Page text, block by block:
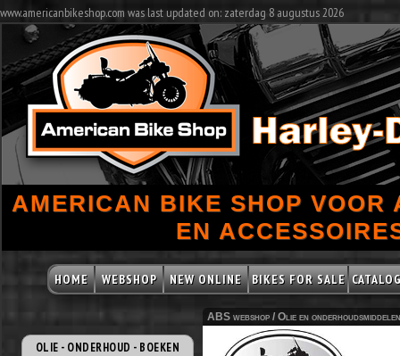
www.americanbikeshop.com was last updated on: zaterdag 8 augustus 2026
AMERICAN BIKE SHOP VOOR
EN
HOME WEBSHOP NEW ONLINE BIKES FOR SALE
OLIE - ONDERHOUD - BOEKEN
ABS webshop / Olie en onderhoudsmiddelen